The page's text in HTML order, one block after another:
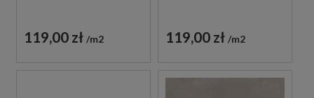
119,00 zł m2 119,00 zł m2